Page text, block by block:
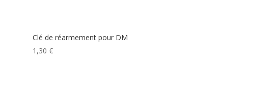
Clé de réarmement pour DM
1,30 €